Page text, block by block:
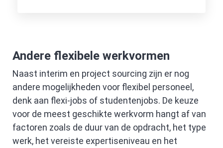
Andere flexibele werkvormen
Naast interim en project sourcing zijn er nog
andere mogelijkheden voor flexibel personeel,
denk aan flexi-jobs of studentenjobs. De keuze
voor de meest geschikte werkvorm hangt af van
factoren zoals de duur van de opdracht, het type
werk, het vereiste expertiseniveau en het